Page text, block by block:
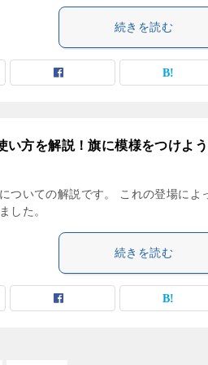
続きを読む
い方を解説！旗に模様をつけよう
ついての解説です。 これの登場によ
した。
続きを読む